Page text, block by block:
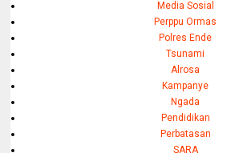
Media Sosial
Perppu Ormas
Polres Ende
Tsunami
Alrosa
Kampanye
Ngada
Pendidikan
Perbatasan
SARA